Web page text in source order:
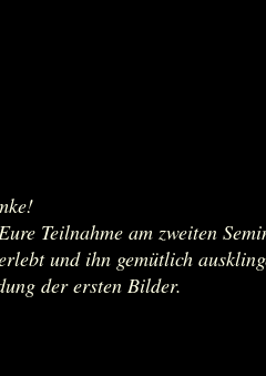
Teilnahme am zweiten
und ihn gemütlich
der ersten Bilder.